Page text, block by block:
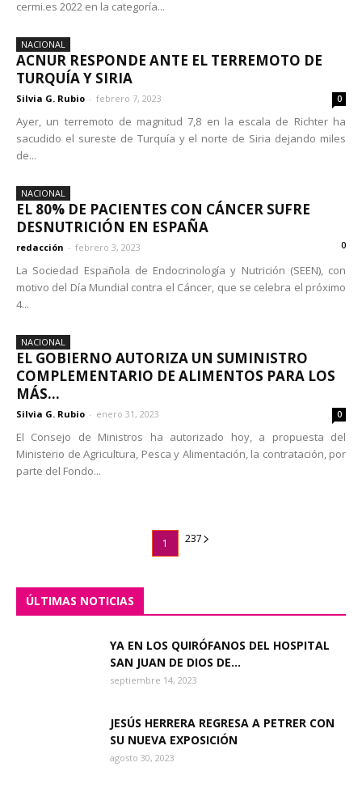
cermi.es 2022 en la categoría...
NACIONAL
ACNUR RESPONDE ANTE EL TERREMOTO DE
TURQUÍA Y SIRIA
Silvia G. Rubio - febrero 7, 2023 0
Ayer, un terremoto de magnitud 7,8 en la escala de Richter ha
sacudido el sureste de Turquía y el norte de Siria dejando miles
de...
NACIONAL
EL 80% DE PACIENTES CON CÁNCER SUFRE
DESNUTRICIÓN EN ESPAÑA
redacción - febrero 3, 2023 0
La Sociedad Española de Endocrinología y Nutrición (SEEN), con
motivo del Día Mundial contra el Cáncer, que se celebra el próximo
4...
NACIONAL
EL GOBIERNO AUTORIZA UN SUMINISTRO
COMPLEMENTARIO DE ALIMENTOS PARA LOS
MÁS...
Silvia G. Rubio - enero 31, 2023 0
El Consejo de Ministros ha autorizado hoy, a propuesta del
Ministerio de Agricultura, Pesca y Alimentación, la contratación, por
parte del Fondo...
1 237
ÚLTIMAS NOTICIAS
YA EN LOS QUIRÓFANOS DEL HOSPITAL
SAN JUAN DE DIOS DE...
septiembre 14, 2023
JESÚS HERRERA REGRESA A PETRER CON
SU NUEVA EXPOSICIÓN
agosto 30, 2023